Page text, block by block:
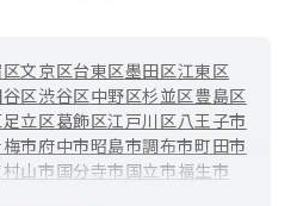
文京区台東区墨田区江東区
区渋谷区中野区杉並区豊島区
足立区葛飾区江戸川区八王子市
市府中市昭島市調布市町田市
山市国分寺市国立市福生市